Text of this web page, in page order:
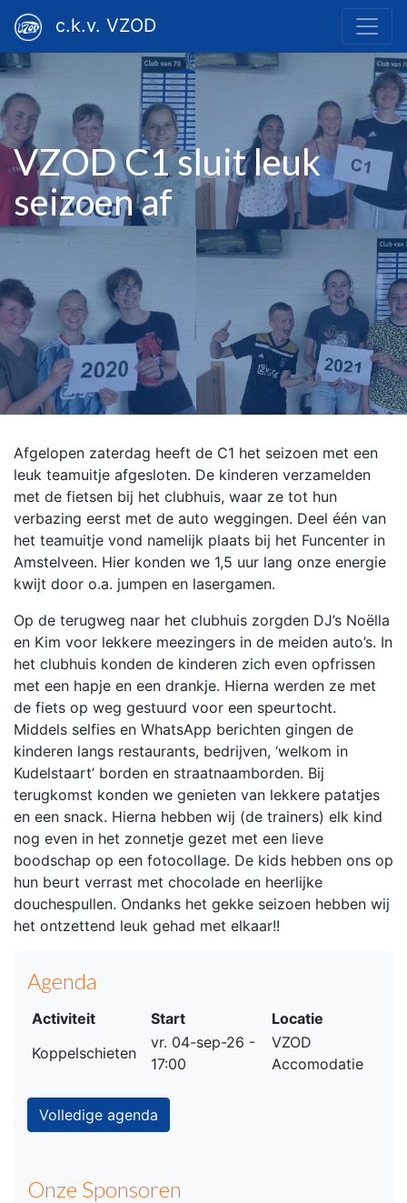
c.k.v. VZOD
VZOD C1 sluit leuk
seizoen af
Afgelopen zaterdag heeft de C1 het seizoen met een
leuk teamuitje afgesloten. De kinderen verzamelden
met de fietsen bij het clubhuis, waar ze tot hun
verbazing eerst met de auto weggingen. Deel één van
het teamuitje vond namelijk plaats bij het Funcenter in
Amstelveen. Hier konden we 1,5 uur lang onze energie
kwijt door o.a. jumpen en lasergamen.
Op de terugweg naar het clubhuis zorgden DJ’s Noëlla
en Kim voor lekkere meezingers in de meiden auto’s. In
het clubhuis konden de kinderen zich even opfrissen
met een hapje en een drankje. Hierna werden ze met
de fiets op weg gestuurd voor een speurtocht.
Middels selfies en WhatsApp berichten gingen de
kinderen langs restaurants, bedrijven, ‘welkom in
Kudelstaart’ borden en straatnaamborden. Bij
terugkomst konden we genieten van lekkere patatjes
en een snack. Hierna hebben wij (de trainers) elk kind
nog even in het zonnetje gezet met een lieve
boodschap op een fotocollage. De kids hebben ons op
hun beurt verrast met chocolade en heerlijke
douchespullen. Ondanks het gekke seizoen hebben wij
het ontzettend leuk gehad met elkaar!!
Agenda
Activiteit Start
Locatie
Koppelschieten
vr. 04-sep-26 -
17:00
VZOD
Accomodatie
Volledige agenda
Onze Sponsoren